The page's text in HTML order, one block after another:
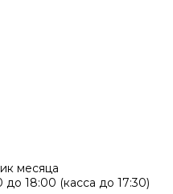
месяца
18:00 (касса до 17:30)